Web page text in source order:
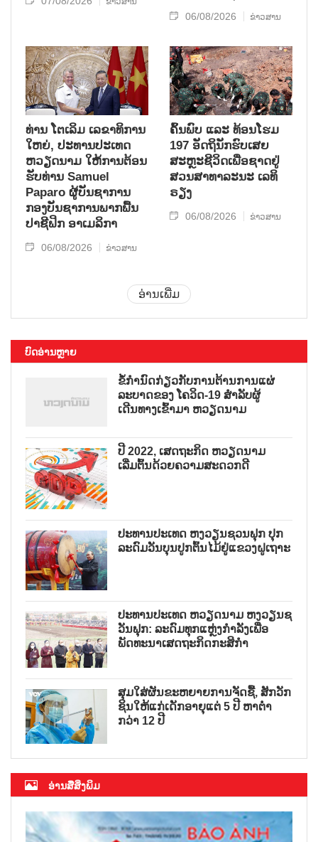
06/08/2026 ຂ່າວສານ
ທ່ານ ໂຕ​ເລິມ ເລ​ຂາ​ທິ​ການ​
ໃຫຍ່, ປະ​ທານ​ປະ​ເທດ ​
ຫວຽດ​ນາມ ໃຫ້​ການ​ຕ້ອນ​
ຮັບ​ທ່ານ Samuel
Paparo ຜູ້​ບັນ​ຊາ​ການ
ກອງ​ບັນ​ຊາ​ການພາກ​ພື້ນ​
ປາ​ຊີ​ຟິກ ອາ​ເມ​ລິ​ກາ
06/08/2026 ຂ່າວສານ
ຄົ້ນ​ພົບ ແລະ ທ້ອນ​ໂຮມ
197 ອັດ​ຖິ​ນັກ​ຮົບ​ເສຍ​
ສະຫຼະ​ຊີ​ວິດ​ເພື່ອ​ຊາດ​ຢູ່​
ສວນ​ສາ​ທາ​ລະ​ນະ ເລ​ທິ​
ຣຽງ
06/08/2026 ຂ່າວສານ
ອ່ານເພີ່ມ
ບົດອ່ານຫຼາຍ
ຂໍ້ກຳນົດກ່ຽວກັບການຕ້ານການແຜ່
ລະບາດຂອງ ໂຄວິດ-19 ສຳລັບຜູ້
ເດີນທາງເຂົ້າມາ ຫວຽດນາມ
ປີ 2022, ເສດຖະກິດ ຫວຽດນາມ
ເລີ່ມຕົ້ນດ້ວຍຄວາມສະດວກດີ
ປະທານປະເທດ ຫງວຽນຊວນຟຸກ ປຸກ
ລະດົມວັນບຸນປູກຕົ້ນໄມ້ຢູ່ແຂວງຝູເຖາະ
ປະທານປະເທດ ຫວຽດນາມ ຫງວຽນຊ
ວັນຟຸກ: ລະດົມທຸກແຫຼ່ງກຳລັງເພື່ອ
ພັດທະນາເສດຖະກິດກະສິກຳ
ສຸມໃສ່ຜັນຂະຫຍາຍການຈັດຊື້, ສັກວັກ
ຊິນໃຫ້ແກ່ເດັກອາຍຸແຕ່ 5 ປີ ຫາຕ່ຳ
ກວ່າ 12 ປີ
ອ່ານສື່ສິ່ງພິມ